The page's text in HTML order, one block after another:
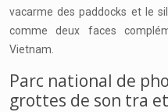
vacarme des paddocks et le
comme deux faces
Vietnam.
Parc national de
grottes de son tra